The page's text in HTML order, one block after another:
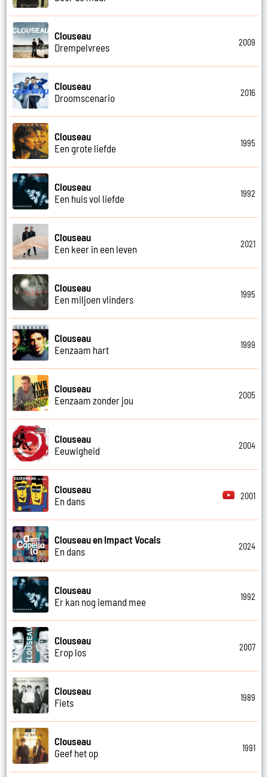
Clouseau
Drempelvrees
2009
Clouseau
Droomscenario
2016
Clouseau
Een grote liefde
1995
Clouseau
Een huis vol liefde
1992
Clouseau
Een keer in een leven
2021
Clouseau
Een miljoen vlinders
1995
Clouseau
Eenzaam hart
1999
Clouseau
Eenzaam zonder jou
2005
Clouseau
Eeuwigheid
2004
Clouseau
En dans
2001
Clouseau en Impact Vocals
En dans
2024
Clouseau
Er kan nog iemand mee
1992
Clouseau
Erop los
2007
Clouseau
Fiets
1989
Clouseau
Geef het op
1991